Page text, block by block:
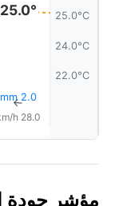
25.0°C
24.0°C
22.0°C
25.0°
2.0 mm
↑
28.0 km/h